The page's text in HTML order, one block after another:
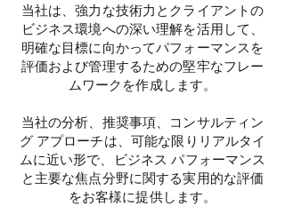
当社は、強力な技術力とクライアントの
ビジネス環境への深い理解を活用して、
明確な目標に向かってパフォーマンスを
評価および管理するための堅牢なフレー
ムワークを作成します。
当社の分析、推奨事項、コンサルティン
グ アプローチは、可能な限りリアルタイ
ムに近い形で、ビジネス パフォーマンス
と主要な焦点分野に関する実用的な評価
をお客様に提供します。